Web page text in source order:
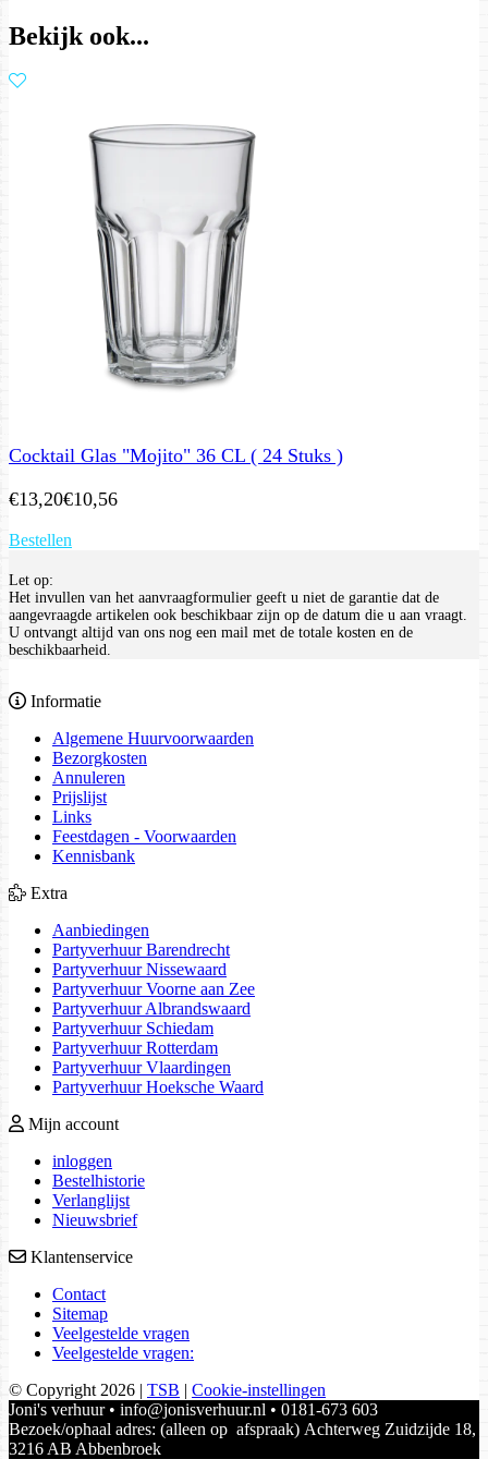
Bekijk ook...
Cocktail Glas "Mojito" 36 CL ( 24 Stuks )
€13,20€10,56
Bestellen
Let op:
Het invullen van het aanvraagformulier geeft u niet de garantie dat de
aangevraagde artikelen ook beschikbaar zijn op de datum die u aan vraagt.
U ontvangt altijd van ons nog een mail met de totale kosten en de
beschikbaarheid.
Informatie
Algemene Huurvoorwaarden
Bezorgkosten
Annuleren
Prijslijst
Links
Feestdagen - Voorwaarden
Kennisbank
Extra
Aanbiedingen
Partyverhuur Barendrecht
Partyverhuur Nissewaard
Partyverhuur Voorne aan Zee
Partyverhuur Albrandswaard
Partyverhuur Schiedam
Partyverhuur Rotterdam
Partyverhuur Vlaardingen
Partyverhuur Hoeksche Waard
Mijn account
inloggen
Bestelhistorie
Verlanglijst
Nieuwsbrief
Klantenservice
Contact
Sitemap
Veelgestelde vragen
Veelgestelde vragen:
© Copyright 2026 | TSB | Cookie-instellingen
Joni's verhuur • info@jonisverhuur.nl • 0181-673 603
Bezoek/ophaal adres: (alleen op afspraak) Achterweg Zuidzijde 18,
3216 AB Abbenbroek